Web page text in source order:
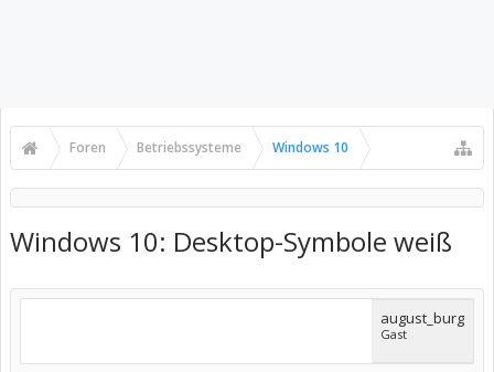
Foren Betriebssysteme Windows 10
Windows 10: Desktop-Symbole weiß
august_burg
Gast